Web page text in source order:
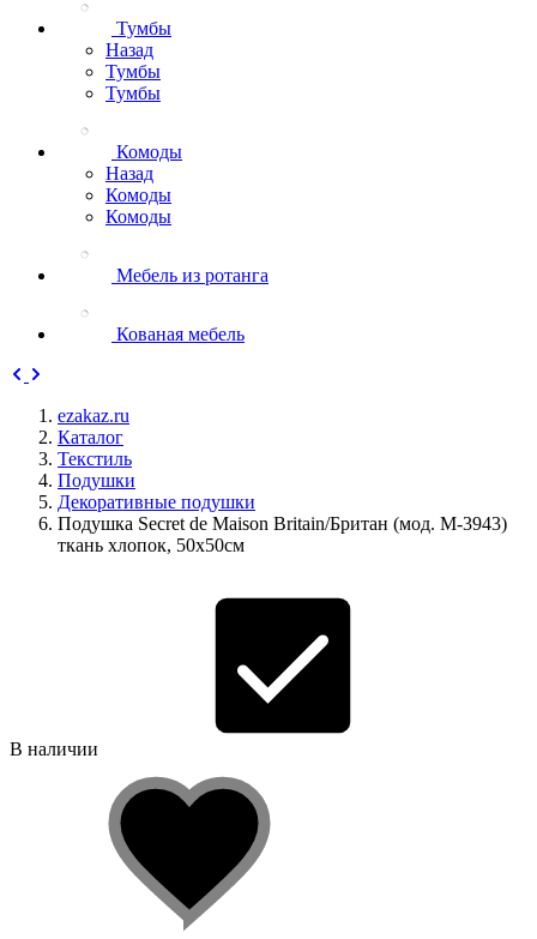
Тумбы
Назад
Тумбы
Тумбы
Комоды
Назад
Комоды
Комоды
Мебель из ротанга
Кованая мебель
ezakaz.ru
Каталог
Текстиль
Подушки
Декоративные подушки
Подушка Secret de Maison Britain/Британ (мод. M-3943)
ткань хлопок, 50х50см
В наличии